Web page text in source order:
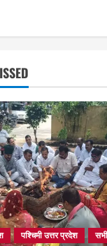
पश्चिमी उत्तर प्रदेश